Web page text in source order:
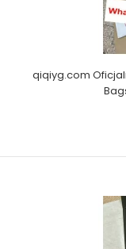
qiqiyg.com